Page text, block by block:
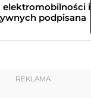
elektromobilności i
podpisana
REKLAMA